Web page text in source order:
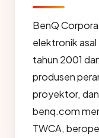
BenQ
elektronik asal
tahun 2001
produsen
proyektor,
benq.com
TWCA,